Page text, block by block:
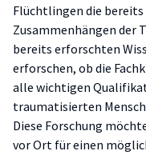
Flüchtlingen die bereits
Zusammenhängen der
bereits erforschten
erforschen, ob die
alle wichtigen
traumatisierten
Diese Forschung
vor Ort für einen